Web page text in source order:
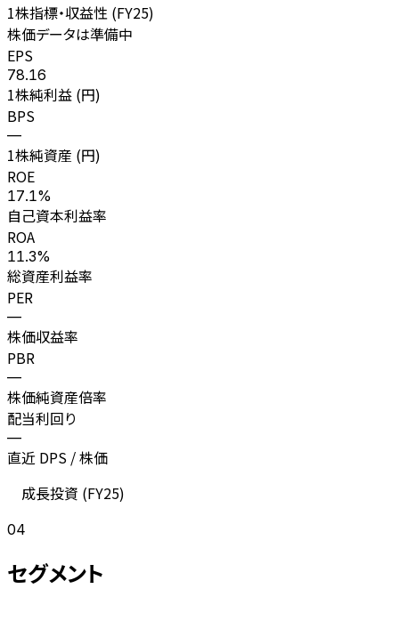
1株指標・収益性 (FY25)
株価データは準備中
EPS
78.16
1株純利益 (円)
BPS
—
1株純資産 (円)
ROE
17.1%
自己資本利益率
ROA
11.3%
総資産利益率
PER
—
株価収益率
PBR
—
株価純資産倍率
配当利回り
—
直近 DPS / 株価
成長投資 (FY25)
04
セグメント